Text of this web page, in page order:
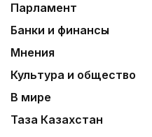
Парламент
Банки и финансы
Мнения
Культура и общество
В мире
Таза Казахстан